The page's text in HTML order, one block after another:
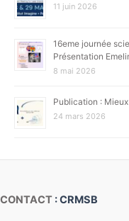
11 juin 2026
16eme journée
Présentation
8 mai 2026
Publication :
24 mars 2026
CONTACT : CRMSB